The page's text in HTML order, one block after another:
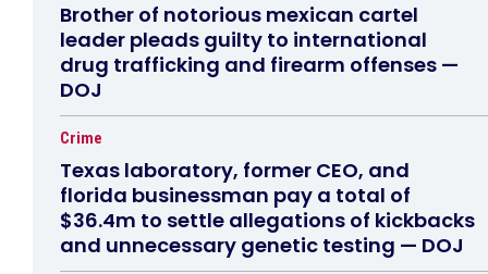
Brother of notorious mexican cartel
leader pleads guilty to international
drug trafficking and firearm offenses —
DOJ
Crime
Texas laboratory, former CEO, and
florida businessman pay a total of
$36.4m to settle allegations of kickbacks
and unnecessary genetic testing — DOJ